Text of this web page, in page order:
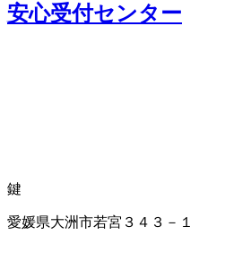
安心受付センター
鍵
愛媛県大洲市若宮３４３－１